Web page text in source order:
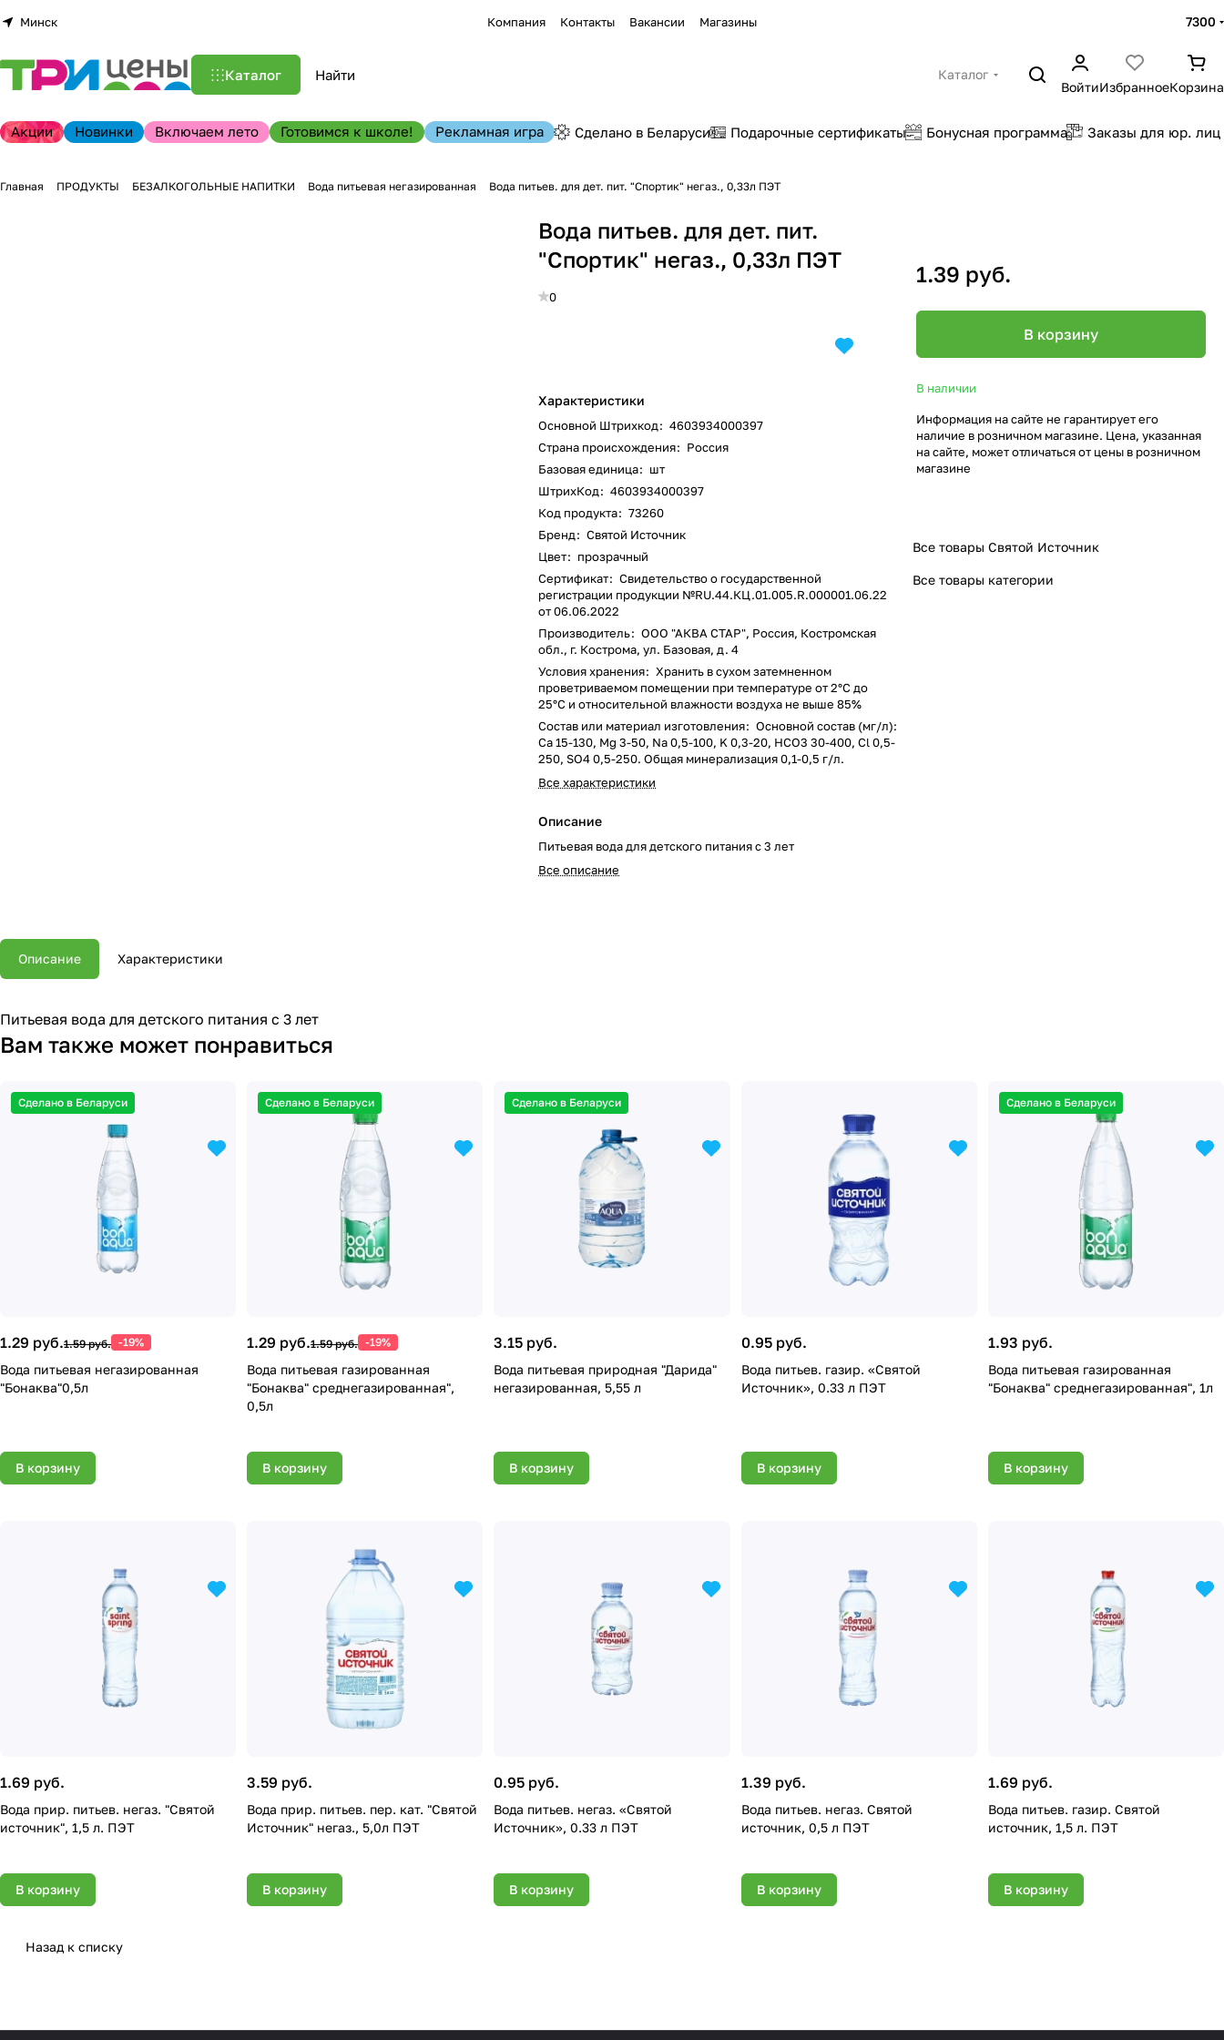
Минск Компания Контакты Вакансии Магазины 7300
Каталог
Каталог
ВойтиИзбранноеКорзина
Акции Новинки Включаем лето Готовимся к школе! Рекламная игра Сделано в Беларуси Подарочные сертификаты Бонусная программа Заказы для юр. лиц
Главная ПРОДУКТЫ БЕЗАЛКОГОЛЬНЫЕ НАПИТКИ Вода питьевая негазированная Вода питьев. для дет. пит. "Спортик" негаз., 0,33л ПЭТ
Вода питьев. для дет. пит.
"Спортик" негаз., 0,33л ПЭТ
0
Характеристики
Основной Штрихкод: 4603934000397
Страна происхождения: Россия
Базовая единица: шт
ШтрихКод: 4603934000397
Код продукта: 73260
Бренд: Святой Источник
Цвет: прозрачный
Сертификат: Свидетельство о государственной
регистрации продукции №RU.44.КЦ.01.005.R.000001.06.22
от 06.06.2022
Производитель: ООО "АКВА СТАР", Россия, Костромская
обл., г. Кострома, ул. Базовая, д. 4
Условия хранения: Хранить в сухом затемненном
проветриваемом помещении при температуре от 2°C до
25°C и относительной влажности воздуха не выше 85%
Состав или материал изготовления: Основной состав (мг/л):
Ca 15-130, Mg 3-50, Na 0,5-100, K 0,3-20, HCO3 30-400, Cl 0,5-
250, SO4 0,5-250. Общая минерализация 0,1-0,5 г/л.
Все характеристики
Описание
Питьевая вода для детского питания с 3 лет
Все описание
1.39 руб.
В корзину
В наличии
Информация на сайте не гарантирует его
наличие в розничном магазине. Цена, указанная
на сайте, может отличаться от цены в розничном
магазине
Все товары Святой Источник
Все товары категории
Описание Характеристики
Питьевая вода для детского питания с 3 лет
Вам также может понравиться
Сделано в Беларуси
1.29 руб.1.59 руб. -19%
Вода питьевая негазированная
"Бонаква"0,5л
В корзину
Сделано в Беларуси
1.29 руб.1.59 руб. -19%
Вода питьевая газированная
"Бонаква" среднегазированная",
0,5л
В корзину
Сделано в Беларуси
3.15 руб.
Вода питьевая природная "Дарида"
негазированная, 5,55 л
В корзину
0.95 руб.
Вода питьев. газир. «Святой
Источник», 0.33 л ПЭТ
В корзину
Сделано в Беларуси
1.93 руб.
Вода питьевая газированная
"Бонаква" среднегазированная", 1л
В корзину
1.69 руб.
Вода прир. питьев. негаз. "Святой
источник", 1,5 л. ПЭТ
В корзину
3.59 руб.
Вода прир. питьев. пер. кат. "Святой
Источник" негаз., 5,0л ПЭТ
В корзину
0.95 руб.
Вода питьев. негаз. «Святой
Источник», 0.33 л ПЭТ
В корзину
1.39 руб.
Вода питьев. негаз. Святой
источник, 0,5 л ПЭТ
В корзину
1.69 руб.
Вода питьев. газир. Святой
источник, 1,5 л. ПЭТ
В корзину
Назад к списку